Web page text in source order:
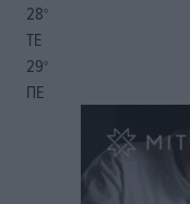
28°
ΤΕ
29°
ΠΕ